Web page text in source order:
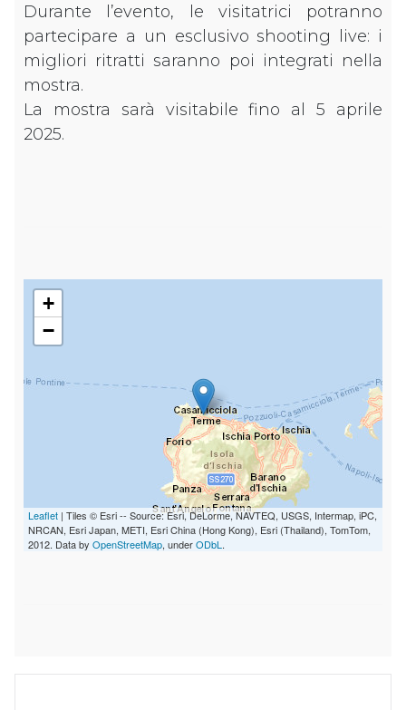
Durante l’evento, le visitatrici potranno
partecipare a un esclusivo shooting live: i
migliori ritratti saranno poi integrati nella
mostra.
La mostra sarà visitabile fino al 5 aprile
2025.
+
−
Leaflet | Tiles © Esri -- Source: Esri, DeLorme, NAVTEQ, USGS, Intermap, iPC,
NRCAN, Esri Japan, METI, Esri China (Hong Kong), Esri (Thailand), TomTom,
2012. Data by OpenStreetMap, underODbL .